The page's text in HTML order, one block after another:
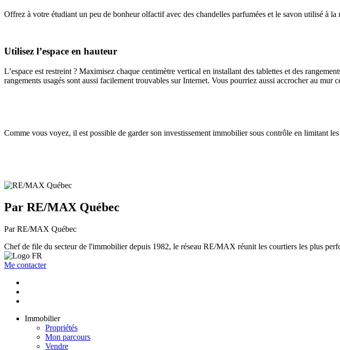
Offrez à votre étudiant un peu de bonheur olfactif avec des chandelles parfumées et le savon utilisé à
Utilisez l’espace en hauteur
L’espace est restreint ? Maximisez chaque centimètre vertical en installant des tablettes et des
rangements usagés sont aussi facilement trouvables sur Internet. Vous pourriez aussi accrocher au
Comme vous voyez, il est possible de garder son investissement immobilier sous contrôle en limitant
Par RE/MAX Québec
Par RE/MAX Québec
Chef de file du secteur de l'immobilier depuis 1982, le réseau RE/MAX réunit les courtiers les plus
Me contacter
Immobilier
Propriétés
Mon parcours
Vendre